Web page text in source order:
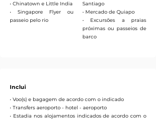
• Chinatown e Little India
• Singapore Flyer ou
passeio pelo rio
Santiago
• Mercado de Quiapo
• Excursões a praias
próximas ou passeios de
barco
Inclui
• Voo(s) e bagagem de acordo com o indicado
• Transfers aeroporto - hotel - aeroporto
• Estadia nos alojamentos indicados de acordo com o